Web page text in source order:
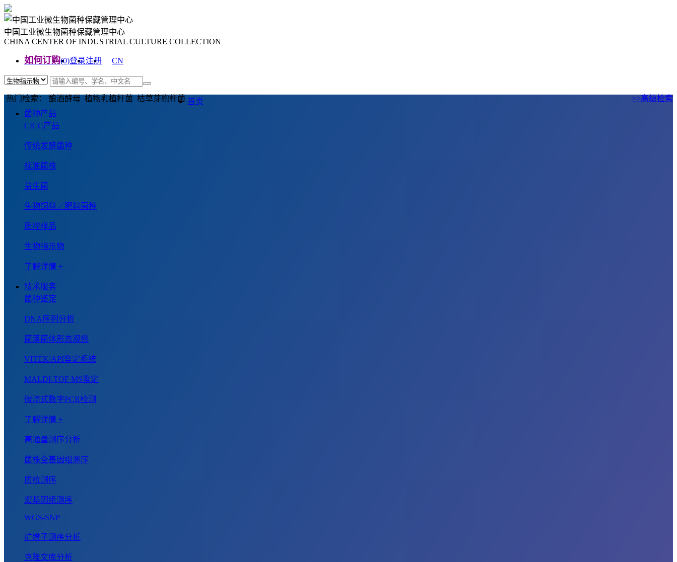
中国工业微生物菌种保藏管理中心
CHINA CENTER OF INDUSTRIAL CULTURE COLLECTION
如何订购(0)登录注册
CN
热门检索： 酿酒酵母 植物乳植杆菌 枯草芽胞杆菌 >>高级检索
首页
菌种产品
CICC产品
传统发酵菌种
标准菌株
益生菌
生物饲料／肥料菌种
质控样品
生物指示物
了解详情 +
技术服务
菌种鉴定
DNA序列分析
菌落菌体形态观察
VITEK/API鉴定系统
MALDI-TOF MS鉴定
微滴式数字PCR检测
了解详情 +
高通量测序分析
菌株全基因组测序
质粒测序
宏基因组测序
WGS-SNP
扩增子测序分析
克隆文库分析